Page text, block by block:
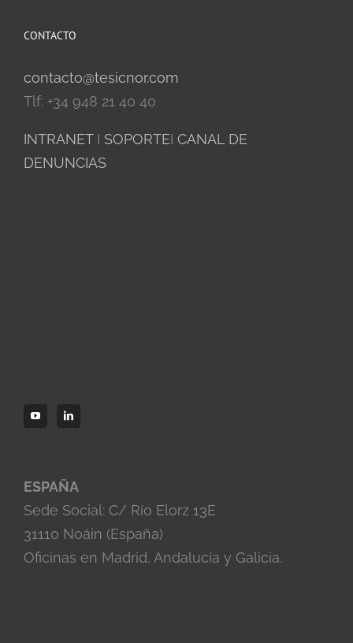
CONTACTO
contacto@tesicnor.com
Tlf: +34 948 21 40 40
INTRANETI SOPORTEI CANAL DE
DENUNCIAS
ESPAÑA
Sede Social: C/ Río Elorz 13E
31110 Noáin (España)
Oficinas en Madrid, Andalucía y Galicia.